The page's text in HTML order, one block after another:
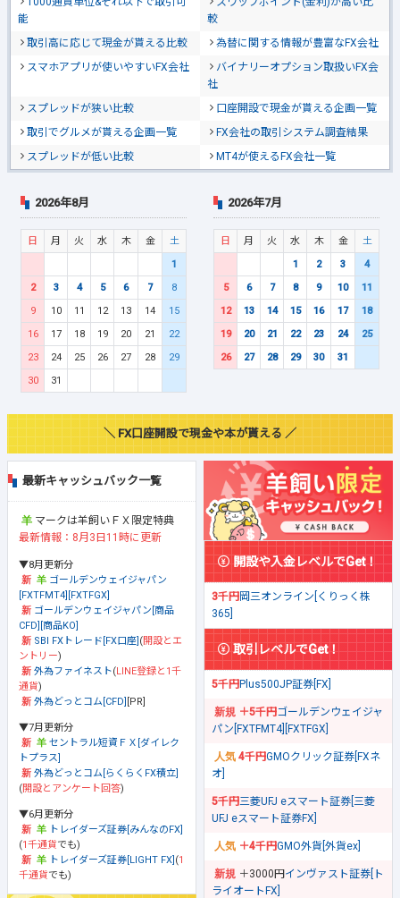
能
較
取引高に応じて現金が貰える比較
為替に関する情報が豊富なFX会社
スマホアプリが使いやすいFX会社
バイナリーオプション取扱いFX会
社
スプレッドが狭い比較
口座開設で現金が貰える企画一覧
取引でグルメが貰える企画一覧
FX会社の取引システム調査結果
スプレッドが低い比較
MT4が使えるFX会社一覧
2026年8月
日 月 火 水 木 金
土
1
2
3 4 5 6 7
8
9
10 11 12 13 14
15
16
17 18 19 20 21
22
23
24 25 26 27 28
29
30
31
2026年7月
日 月 火 水 木 金
土
1
2 3
4
5
6 7 8 9 10
11
12
13 14 15 16 17
18
19
20 21 22 23 24
25
26
27 28 29 30 31
＼ FX口座開設で現金や本が貰える ／
最新キャッシュバック一覧
マークは羊飼いＦＸ限定特典
最新情報：8月3日11時に更新
▼8月更新分
ゴールデンウェイジャパン
[FXTFMT4][FXTFGX]
ゴールデンウェイジャパン[商品
CFD][商品KO]
SBI FXトレード[FX口座] (開設とエ
ントリー)
外為ファイネスト(LINE登録と1千
通貨)
外為どっとコム[CFD]
[PR]
▼7月更新分
セントラル短資ＦＸ[ダイレク
トプラス]
外為どっとコム[らくらくFX積立]
(開設とアンケート回答)
▼6月更新分
トレイダーズ証券[みんなのFX]
(1千通貨でも)
トレイダーズ証券[LIGHT FX] (1
千通貨でも)
開設や入金レベルでGet！
3千円岡三オンライン[くりっく株
365]
取引レベルでGet！
5千円Plus500JP証券[FX]
＋5千円ゴールデンウェイジャ
パン[FXTFMT4][FXTFGX]
4千円GMOクリック証券[FXネ
オ]
5千円三菱UFJ eスマート証券[三菱
UFJ eスマート証券FX]
＋4千円GMO外貨[外貨ex]
＋3000円インヴァスト証券[ト
ライオートFX]